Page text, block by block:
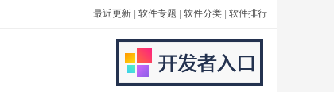
最近更新 软件专题 软件分类 软件排行